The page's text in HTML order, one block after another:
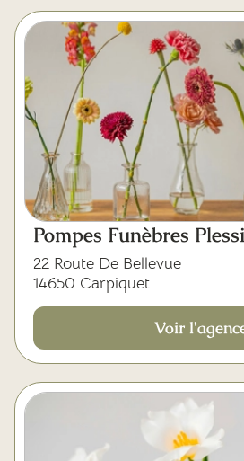
Pompes Funèbres
22 Route De Bellevue
14650 Carpiquet
Voir